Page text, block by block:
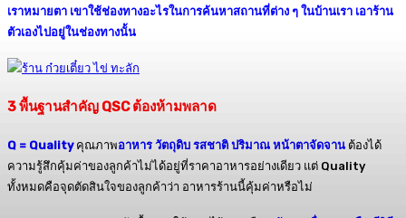
เราหมายตา เขาใช้ช่องทางอะไรในการค้นหาสถานที่ต่าง ๆ ในบ้านเรา เอาร้าน
ตัวเองไปอยู่ในช่องทางนั้น
3พื้นฐานสำคัญ QSCต้องห้ามพลาด
Q = Quality คุณภาพอาหาร วัตถุดิบ รสชาติ ปริมาณ หน้าตาจัดจาน ต้องได้
ความรู้สึกคุ้มค่าของลูกค้าไม่ได้อยู่ที่ราคาอาหารอย่างเดียว แต่ Quality
ทั้งหมดคือจุดตัดสินใจของลูกค้าว่า อาหารร้านนี้คุ้มค่าหรือไม่